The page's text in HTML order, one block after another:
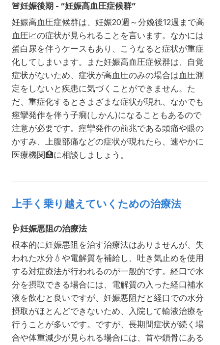
🚨妊娠後期 - “妊娠高血圧症候群”
妊娠高血圧症候群は、妊娠20週～分娩後12週まで高
血圧📈の症状が見られることを言います。なかには
蛋白尿を伴うケースもあり、こうなると症状が重症
化してしまいます。また妊娠高血圧症候群は、自覚
症状がないため、症状が高血圧のみの場合は血圧測
定をしないと疾患に気づくことができません。た
だ、重症化するとさまざまな症状が現れ、なかでも
痙攣発作を伴う子癇(しかん)になることもあるので
注意が必要です。痙攣発作の前兆である頭痛や眼の
かすみ、上腹部痛などの症状が現れたら、速やかに
医療機関🏥に相談しましょう。
上手く乗り越えていくための治療法
🩺妊娠悪阻の治療法
根本的に妊娠悪阻を治す治療法はありませんが、失
われた水分 💧 や電解質を補給し、吐き気止めを使用
する対症療法が行われるのが一般的です。経口で水
分を摂取できる場合には、電解質の入った経口補水
液を飲むと良いですが、妊娠悪阻だと経口での水分
摂取がほとんどできないため、入院して輸液治療を
行うことが多いです。ですが、長期間症状が続く場
合や体重減少が見られる場合には、首や鎖骨にある